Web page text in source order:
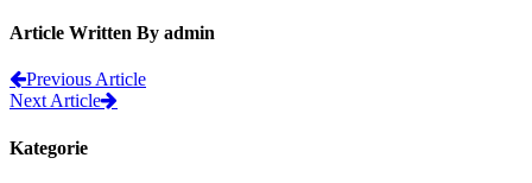
Article Written By admin
Previous Article
Next Article
Kategorie